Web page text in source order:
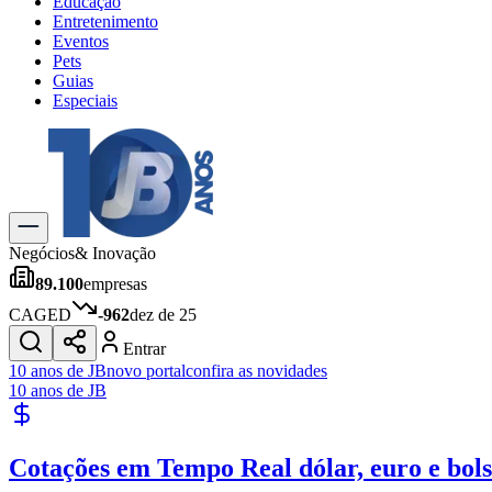
Entretenimento
Eventos
Pets
Guias
Especiais
Explore Tudo
Últimas Notícias
Previsão do Tempo
Trânsito e Rotas
Dia a Dia & Lazer
Gastronomia
Cinema & Shows
JogosNovo
Para Sua Empresa
Publicidade Legal
Negócios& Inovação
89.100empresas
CAGED
-962dez de 25
Entrar
10 anos de JBnovo portalconfira as novidades
10 anos de JB
Cotações em Tempo Real dólar, euro e